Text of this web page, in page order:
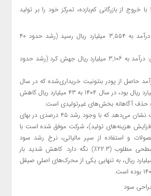
شرکت در سال ۱۴۰۴ با خروج از بازرگانی کم‌بازده، تمرکز خود را بر تولید
گلوله فلزی تولیدی: درآمد به ۳,۵۵۴ میلیارد ریال رسید (رشد حدود ۴۰
پودر بنتونیت تولیدی: درآمد به ۳,۱۰۶ میلیارد ریال جهش کرد (رشد حدود
حاصل از پودر بنتونیت خریداری‌شده که در سال
۱۴۰۳ حدود ۲۳۵ میلیارد ریال بود، در سال ۱۴۰۴ به ۴۳ میلیارد ریال کاهش
حذف آگاهانه بخش‌های غیرتولیدی است.
صورتهای مالی شرکت نشان می‌دهد که با وجود رشد ۴۵ درصدی در بهای
هزینه‌های تولید)، شرکت موفق شده است با
و استفاده از سپر مالیاتی، نرخ رشد سود
خالص خود را در سطحی مطلوب (۲۲.۳٪) نگه دارد. کاهش شدید بار
از ۸۲ به ۱۶ میلیارد ریال، به تنهایی یکی از محرک‌های اصلیِ صیقل
سود